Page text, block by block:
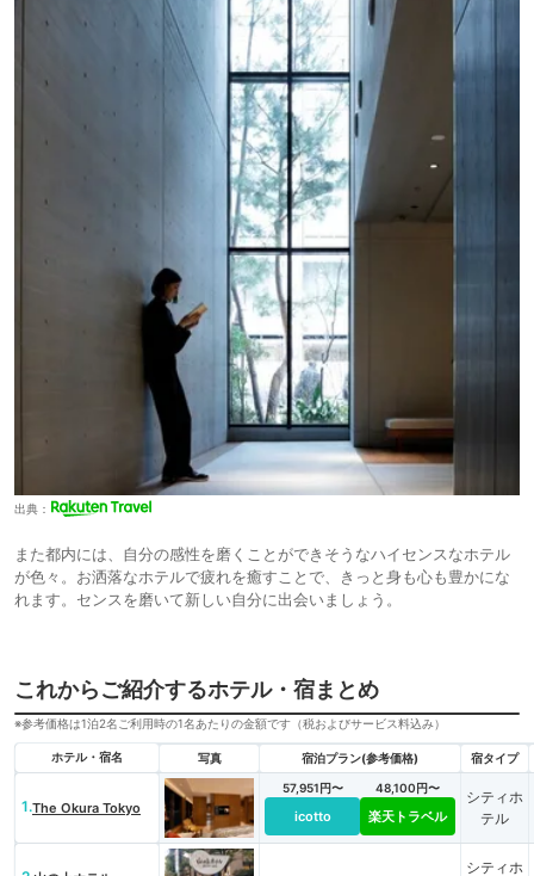
出典：
また都内には、自分の感性を磨くことができそうなハイセンスなホテル
が色々。お洒落なホテルで疲れを癒すことで、きっと身も心も豊かにな
れます。センスを磨いて新しい自分に出会いましょう。
これからご紹介するホテル・宿まとめ
※参考価格は1泊2名ご利用時の1名あたりの金額です（税およびサービス料込み）
ホテル・宿名 写真 宿泊プラン(参考価格) 宿タイプ
1.The Okura Tokyo
57,951円〜
icotto
48,100円〜
楽天トラベル
シティホ
テル
シティホ